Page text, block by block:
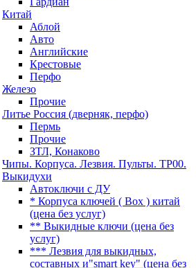
Китай
Аблой
Авто
Английские
Крестовые
Перфо
Железо
Прочие
Литье Россия (дверняк, перфо)
Пермь
Прочие
ЗТЛ, Конаково
Чипы. Корпуса. Лезвия. Пульты. TP00.
Выкидухи
Автоключи с ДУ
* Корпуса ключей ( Box ) китай
(цена без услуг)
** Выкидные ключи (цена без
услуг)
*** Лезвия для выкидных,
составных и"smart key" (цена без